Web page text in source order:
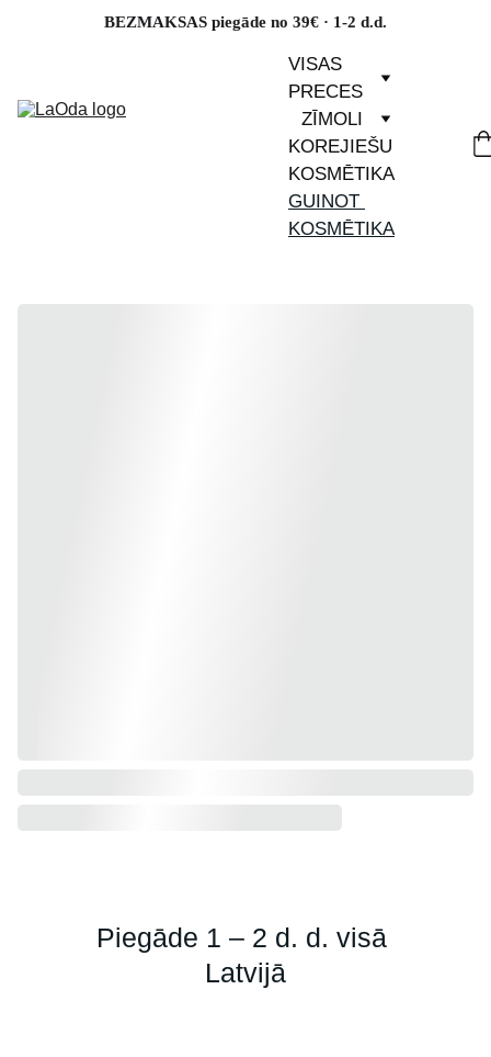
BEZMAKSAS piegāde no 39€ · 1-2 d.d.
VISAS
PRECES
ZĪMOLI
KOREJIEŠU
KOSMĒTIKA
GUINOT
KOSMĒTIKA
Piegāde 1 – 2 d. d. visā
Latvijā